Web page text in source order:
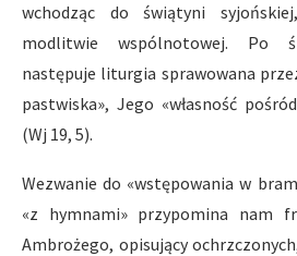
wchodząc do świątyni
modlitwie wspólnotowej. Po
następuje liturgia sprawowana
pastwiska», Jego «własność
(Wj 19, 5).
Wezwanie do «wstępowania w
«z hymnami» przypomina nam
Ambrożego, opisujący